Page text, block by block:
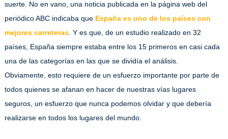
suerte. No en vano, una noticia publicada en la página web del
periódico ABC indicaba que España es uno de los países con
mejores carreteras. Y es que, de un estudio realizado en 32
países, España siempre estaba entre los 15 primeros en casi cada
una de las categorías en las que se dividía el análisis.
Obviamente, esto requiere de un esfuerzo importante por parte de
todos quienes se afanan en hacer de nuestras vías lugares
seguros, un esfuerzo que nunca podemos olvidar y que debería
realizarse en todos los lugares del mundo.